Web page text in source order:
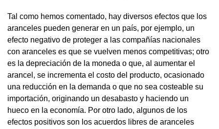
Tal como hemos comentado, hay diversos efectos que los
aranceles pueden generar en un país, por ejemplo, un
efecto negativo de proteger a las compañías nacionales
con aranceles es que se vuelven menos competitivas; otro
es la depreciación de la moneda o que, al aumentar el
arancel, se incrementa el costo del producto, ocasionado
una reducción en la demanda o que no sea costeable su
importación, originando un desabasto y haciendo un
hueco en la economía. Por otro lado, algunos de los
efectos positivos son los acuerdos libres de aranceles